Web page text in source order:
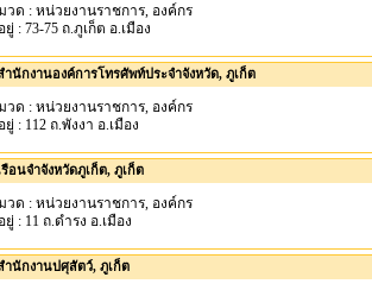
วด : หน่วยงานราชการ, องค์กร
ยู่ : 73-75 ถ.ภูเก็ต อ.เมือง
ำนักงานองค์การโทรศัพท์ประจำจังหวัด, ภูเก็ต
วด : หน่วยงานราชการ, องค์กร
ยู่ : 112 ถ.พังงา อ.เมือง
รือนจำจังหวัดภูเก็ต, ภูเก็ต
วด : หน่วยงานราชการ, องค์กร
ยู่ : 11 ถ.ดำรง อ.เมือง
ำนักงานปศุสัตว์, ภูเก็ต